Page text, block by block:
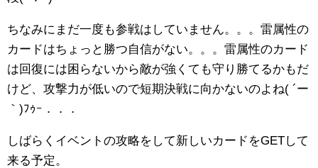
ちなみにまだ一度も参戦はしていません。。。雷属性の
カードはちょっと勝つ自信がない。。。雷属性のカード
は回復には困らないから敵が強くても守り勝てるかもだ
けど、攻撃力が低いので短期決戦に向かないのよね( ´ー
｀)ﾌｩｰ．．．
しばらくイベントの攻略をして新しいカードをGETして
来る予定。